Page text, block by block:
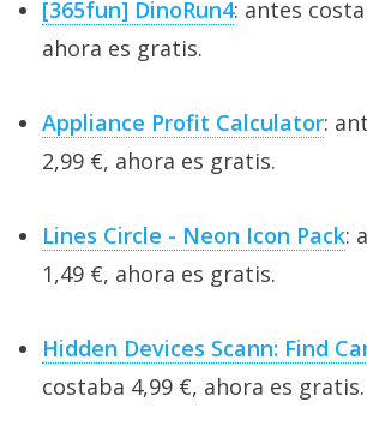
[365fun] DinoRun4: antes
ahora es gratis.
Appliance Profit Calculator:
2,99 €, ahora es gratis.
Lines Circle - Neon Icon Pack:
1,49 €, ahora es gratis.
Hidden Devices Scann: Find
costaba 4,99 €, ahora es gratis.